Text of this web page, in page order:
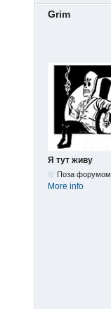
Grim
Я тут живу
Поза форумом
More info